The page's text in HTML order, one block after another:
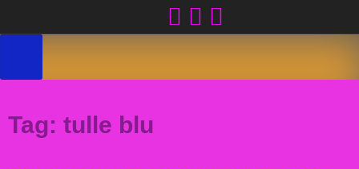
Tag: tulle blu